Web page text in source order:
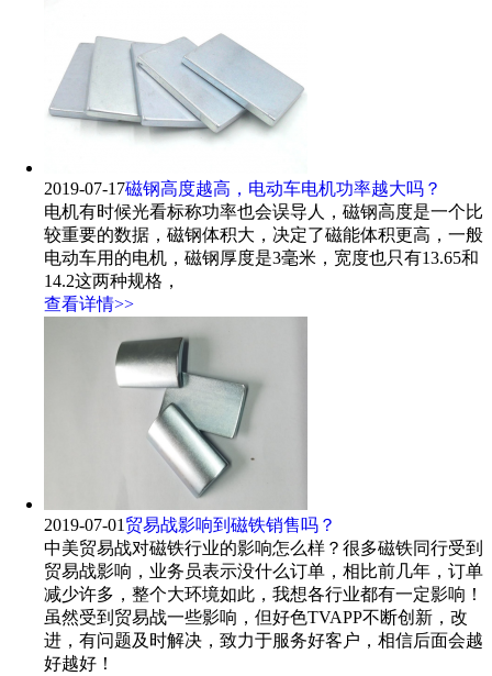
2019-07-17磁钢高度越高，电动车电机功率越大吗？
电机有时候光看标称功率也会误导人，磁钢高度是一个比
较重要的数据，磁钢体积大，决定了磁能体积更高，一般
电动车用的电机，磁钢厚度是3毫米，宽度也只有13.65和
14.2这两种规格，
查看详情>>
2019-07-01 贸易战影响到磁铁销售吗？
中美贸易战对磁铁行业的影响怎么样？很多磁铁同行受到
贸易战影响，业务员表示没什么订单，相比前几年，订单
减少许多，整个大环境如此，我想各行业都有一定影响！
虽然受到贸易战一些影响，但好色TVAPP不断创新，改
进，有问题及时解决，致力于服务好客户，相信后面会越
好越好！